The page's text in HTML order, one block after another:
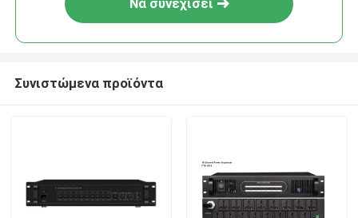
Να συνεχίσει
Συνιστώμενα προϊόντα